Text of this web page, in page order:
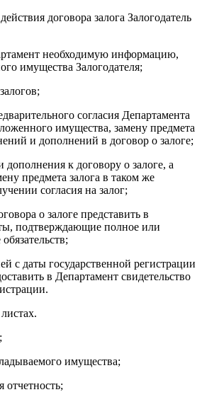
договора залога Залогодатель
необходимую информацию,
имущества Залогодателя;
согласия Департамента
имущества, замену предмета
и дополнений в договор о залоге;
дополнения к договору о залоге, а
предмета залога в таком же
согласия на залог;
о залоге представить в
подтверждающие полное или
с даты государственной регистрации
в Департамент свидетельство
имущества;
отчетность;